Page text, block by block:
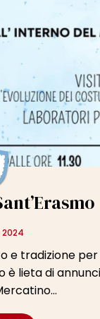
2024
e tradizione
è lieta di